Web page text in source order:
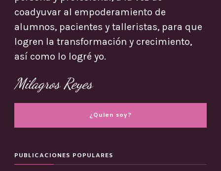
coadyuvar al empoderamiento de
alumnos, pacientes y talleristas, para que
logren la transformación y crecimiento,
así como lo logré yo.
Milagros Reyes
¿Quien soy?
PUBLICACIONES POPULARES